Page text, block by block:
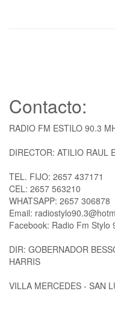
Contacto:
RADIO FM ESTILO 90.3
DIRECTOR: ATILIO RAUL
TEL. FIJO: 2657 437171
CEL: 2657 563210
WHATSAPP: 2657 306878
Email:
Facebook: Radio Fm Stylo
DIR: GOBERNADOR
HARRIS
VILLA MERCEDES - SAN